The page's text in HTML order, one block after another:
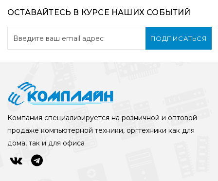
ОСТАВАЙТЕСЬ В КУРСЕ НАШИХ СОБЫТИЙ
ПОДПИСАТЬСЯ
Компания специализируется на розничной и оптовой
продаже компьютерной техники, оргтехники как для
дома, так и для офиса